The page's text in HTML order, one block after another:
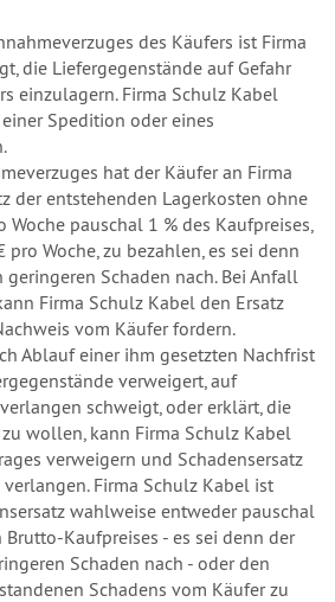
des Käufers ist Firma
die Liefergegenstände auf Gefahr
einzulagern. Firma Schulz Kabel
Spedition oder eines
hat der Käufer an Firma
der entstehenden Lagerkosten ohne
pauschal 1 % des Kaufpreises,
Woche, zu bezahlen, es sei denn
Schaden nach. Bei Anfall
Firma Schulz Kabel den Ersatz
vom Käufer fordern.
Ablauf einer ihm gesetzten Nachfrist
verweigert, auf
schweigt, oder erklärt, die
wollen, kann Firma Schulz Kabel
verweigern und Schadensersatz
Firma Schulz Kabel ist
wahlweise entweder pauschal
Kaufpreises - es sei denn der
Schaden nach - oder den
Schadens vom Käufer zu